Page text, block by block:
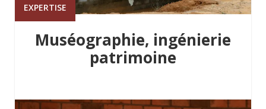
EXPERTISE
Muséographie, ingénierie
patrimoine